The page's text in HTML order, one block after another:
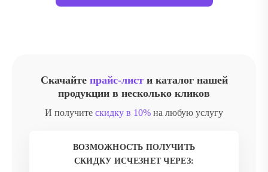
Скачайте прайс-листи каталог нашей
продукции в несколько кликов
И получите скидку в 10% на любую услугу
ВОЗМОЖНОСТЬ ПОЛУЧИТЬ
СКИДКУ ИСЧЕЗНЕТ ЧЕРЕЗ: